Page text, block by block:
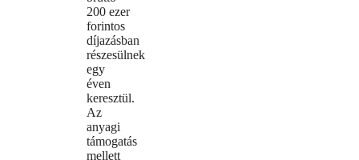
200 ezer
forintos
díjazásban
részesülnek
egy
éven
keresztül.
Az
anyagi
támogatás
mellett